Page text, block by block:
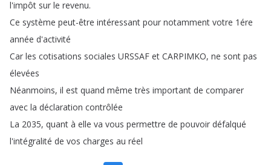
l'impôt sur le revenu.
Ce système peut-être intéressant pour notamment votre 1ére
année d'activité
Car les cotisations sociales URSSAF et CARPIMKO, ne sont pas
élevées
Néanmoins, il est quand même très important de comparer
avec la déclaration contrôlée
La 2035, quant à elle va vous permettre de pouvoir défalqué
l'intégralité de vos charges au réel